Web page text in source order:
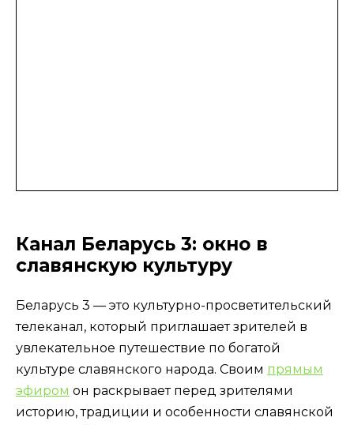
Канал Беларусь 3: окно в
славянскую культуру
Беларусь 3 — это культурно-просветительский
телеканал, который приглашает зрителей в
увлекательное путешествие по богатой
культуре славянского народа. Своим прямым
эфиром он раскрывает перед зрителями
историю, традиции и особенности славянской